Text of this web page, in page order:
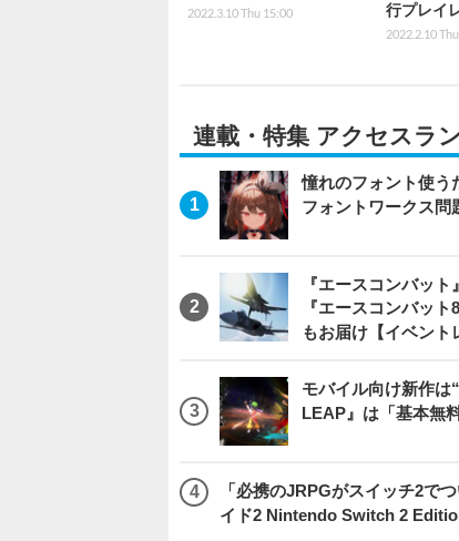
2022.3.10 Thu 15:00
行プレイ
2022.2.10
連載・特集 アクセスラ
憧れのフォント使
フォントワークス
『エースコンバッ
『エースコンバッ
もお届け【イベント
モバイル向け新作は
LEAP』は「基本無
「必携のJRPGがスイッチ2で
イド2 Nintendo Switch 2